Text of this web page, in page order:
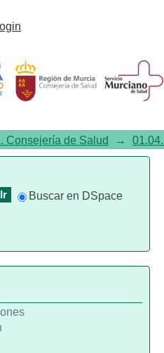
clínica por
Consejería de Salud →
Buscar en DSpace